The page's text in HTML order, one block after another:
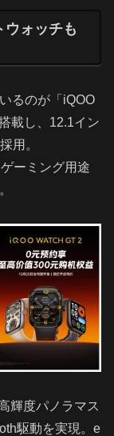
ウォッチも
るのが「iQOO
載し、12.1イン
用。
ーミング用途
輝度パノラマス
駆動を実現。e